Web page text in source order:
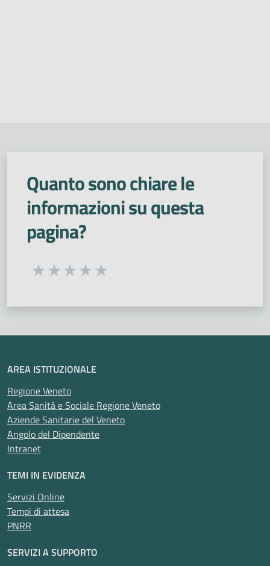
Quanto sono chiare le
informazioni su questa
pagina?
Seleziona una valutazione da 1 a 5 stelle
AREA ISTITUZIONALE
Regione Veneto
Area Sanità e Sociale Regione Veneto
Aziende Sanitarie del Veneto
Angolo del Dipendente
Intranet
TEMI IN EVIDENZA
Servizi Online
Tempi di attesa
PNRR
SERVIZI A SUPPORTO